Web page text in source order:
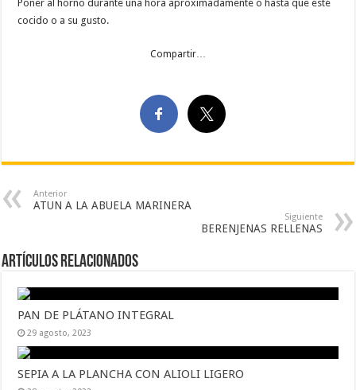
Poner al horno durante una hora aproximadamente o hasta que esté
cocido o a su gusto.
Compartir…
Anterior
ATUN A LA ABUELA MARINERA
Siguiente
BERENJENAS RELLENAS
Artículos Relacionados
PAN DE PLÁTANO INTEGRAL
29 agosto, 2023
SEPIA A LA PLANCHA CON ALIOLI LIGERO